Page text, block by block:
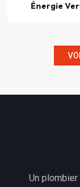
Énergie
Un